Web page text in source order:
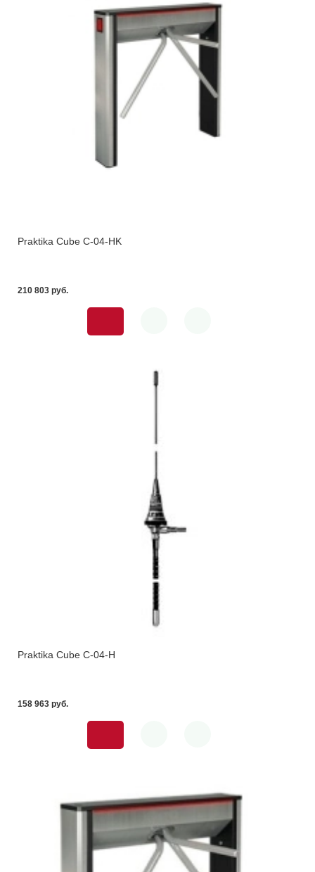
Praktika Cube C-04-HK
210 803 pуб.
Praktika Cube C-04-H
158 963 pуб.